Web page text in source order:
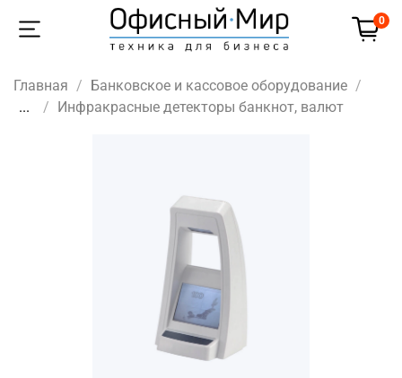
0
Главная
Банковское и кассовое оборудование
...
Инфракрасные детекторы банкнот, валют